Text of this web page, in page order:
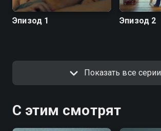
Эпизод 1 Эпизод 2
Показать все серии
С этим смотрят